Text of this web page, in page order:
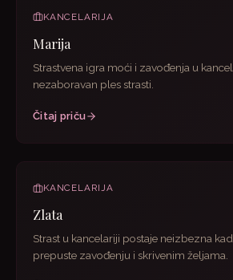
KANCELARIJA
Marija
Strastvena igra moći i zavođenja u
nezaboravan ples strasti.
Čitaj priču
KANCELARIJA
Zlata
Strast u kancelariji postaje neizbezna
prepuste zavođenju i skrivenim željama.